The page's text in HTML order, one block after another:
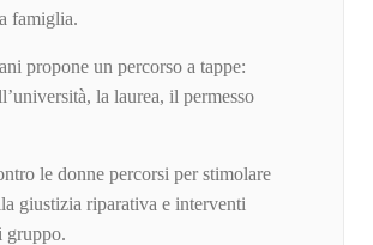
famiglia.
propone un percorso a tappe:
la laurea, il permesso
le donne percorsi per stimolare
giustizia riparativa e interventi
gruppo.